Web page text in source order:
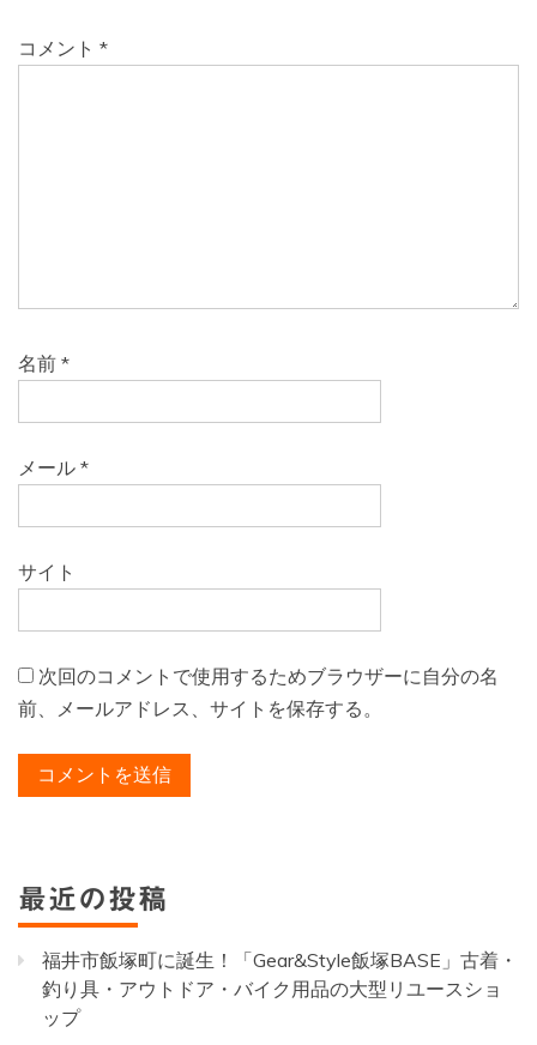
コメント *
名前 *
メール *
サイト
次回のコメントで使用するためブラウザーに自分の名
前、メールアドレス、サイトを保存する。
最近の投稿
福井市飯塚町に誕生！「Gear&Style飯塚BASE」古着・
釣り具・アウトドア・バイク用品の大型リユースショ
ップ